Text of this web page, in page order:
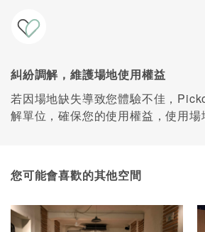
糾紛調解，維護場地使用權益
若因場地缺失導致您體驗不佳，
解單位，確保您的使用權益，使用場
您可能會喜歡的其他空間